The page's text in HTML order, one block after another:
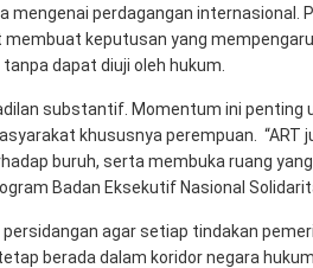
mengenai perdagangan internasional.
keputusan yang
dapat diuji oleh hukum.
substantif. Momentum ini penting
khususnya perempuan.
buruh, serta membuka ruang
Badan Eksekutif Nasional
agar setiap tindakan
berada dalam koridor negara